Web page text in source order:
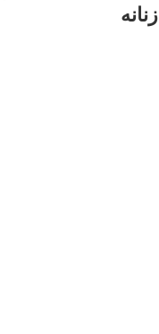
زنانه